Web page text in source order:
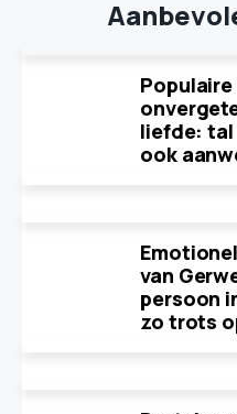
liefde: tal
ook
van
persoon
zo trots